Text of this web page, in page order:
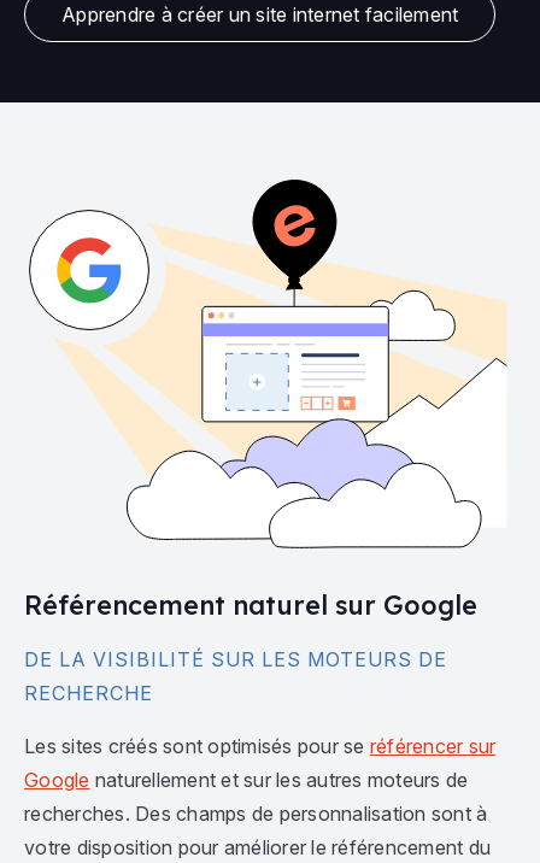
Apprendre à créer un site internet facilement
Référencement naturel sur Google
DE LA VISIBILITÉ SUR LES MOTEURS DE
RECHERCHE
Les sites créés sont optimisés pour se référencer sur
Google naturellement et sur les autres moteurs de
recherches. Des champs de personnalisation sont à
votre disposition pour améliorer le référencement du